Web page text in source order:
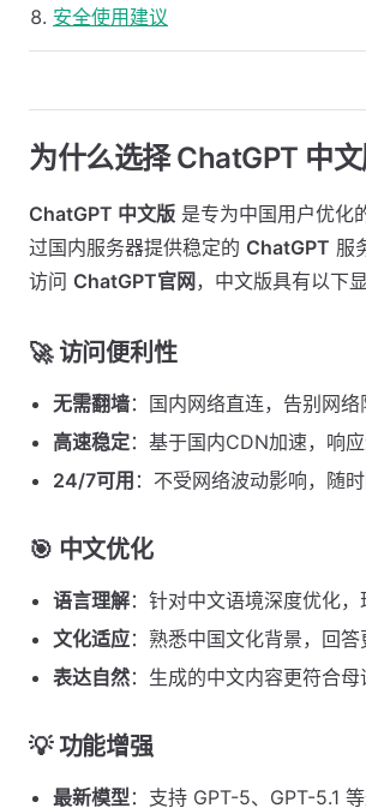
安全使用建议
为什么选择 ChatGPT 中文
ChatGPT 中文版 是专为中国用户优化
过国内服务器提供稳定的 ChatGPT 服
访问 ChatGPT官网 ，中文版具有以下
🚀 访问便利性
无需翻墙：国内网络直连，告别网
高速稳定：基于国内CDN加速，响
24/7可用 ：不受网络波动影响，随
🎯 中文优化
语言理解：针对中文语境深度优化
文化适应：熟悉中国文化背景，回
表达自然：生成的中文内容更符合母
💡功能增强
最新模型：支持 GPT-5、GPT-5.1